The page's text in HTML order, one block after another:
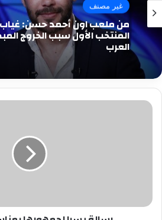
غير مصنف
من ملعب اون أحمد حسن:
المنتخب الأول سبب الخروج
العرب
رسالة